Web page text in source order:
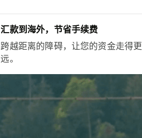
汇款到海外，节省手续费
跨越距离的障碍，让您的资金走得更
远。